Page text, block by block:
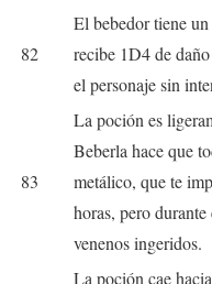
82
El bebedor tiene
recibe 1D4 de
el personaje sin
83
La poción es
Beberla hace que
metálico, que te
horas, pero
venenos ingeridos.
La poción cae